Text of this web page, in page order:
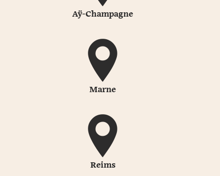
Aÿ-Champagne
Marne
Reims